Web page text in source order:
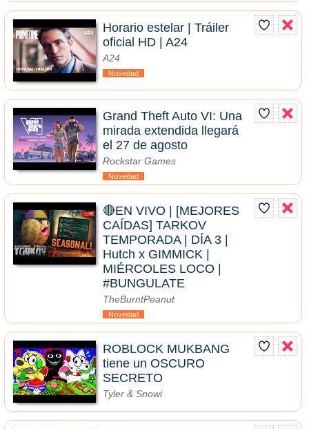
Horario estelar | Tráiler
oficial HD | A24
A24
Novedad
Grand Theft Auto VI: Una
mirada extendida llegará
el 27 de agosto
Rockstar Games
Novedad
🔴EN VIVO | [MEJORES
CAÍDAS] TARKOV
TEMPORADA | DÍA 3 |
Hutch x GIMMICK |
MIÉRCOLES LOCO |
#BUNGULATE
TheBurntPeanut
Novedad
ROBLOCK MUKBANG
tiene un OSCURO
SECRETO
Tyler & Snowi